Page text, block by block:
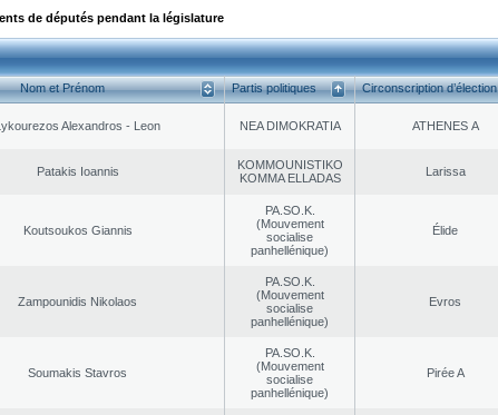
de députés pendant la législature
Nom et Prénom Partis politiques Circonscription d’élection
Alexandros - Leon NEA DΙMOKRATIA ATHENES Α
Patakis Ioannis
KOMMOUNISTIKO
KOMMA ELLADAS
Larissa
Koutsoukos Giannis
PA.SO.K.
(Mouvement
socialise
panhellénique)
Élide
Zampounidis Nikolaos
PA.SO.K.
(Mouvement
socialise
panhellénique)
Evros
Soumakis Stavros
PA.SO.K.
(Mouvement
socialise
panhellénique)
Pirée A